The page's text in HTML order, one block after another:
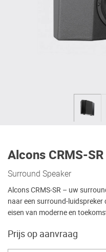
Alcons CRMS-SR
Surround Speaker
Alcons CRMS-SR – uw
naar een surround-
eisen van moderne en
Prijs op aanvraag